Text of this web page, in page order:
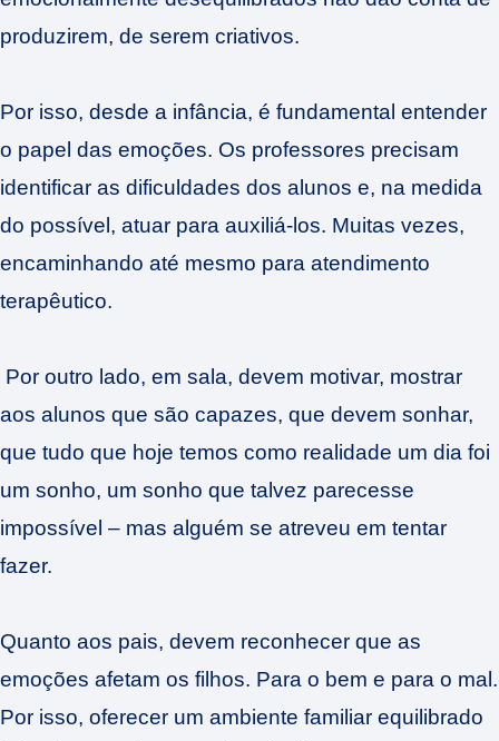
produzirem, de serem criativos.
Por isso, desde a infância, é fundamental entender
o papel das emoções. Os professores precisam
identificar as dificuldades dos alunos e, na medida
do possível, atuar para auxiliá-los. Muitas vezes,
encaminhando até mesmo para atendimento
terapêutico.
Por outro lado, em sala, devem motivar, mostrar
aos alunos que são capazes, que devem sonhar,
que tudo que hoje temos como realidade um dia foi
um sonho, um sonho que talvez parecesse
impossível – mas alguém se atreveu em tentar
fazer.
Quanto aos pais, devem reconhecer que as
emoções afetam os filhos. Para o bem e para o mal.
Por isso, oferecer um ambiente familiar equilibrado